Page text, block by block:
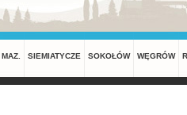
SIEMIATYCZE SOKOŁÓW WĘGRÓW